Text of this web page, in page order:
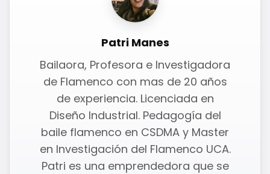
Patri Manes
Bailaora, Profesora e Investigadora
de Flamenco con mas de 20 años
de experiencia. Licenciada en
Diseño Industrial. Pedagogía del
baile flamenco en CSDMA y Master
en Investigación del Flamenco UCA.
Patri es una emprendedora que se